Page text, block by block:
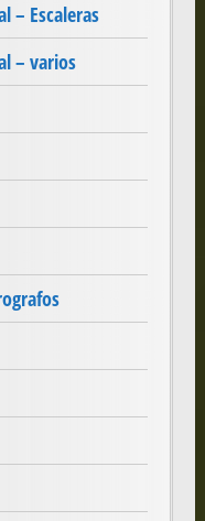
– Escaleras
– varios